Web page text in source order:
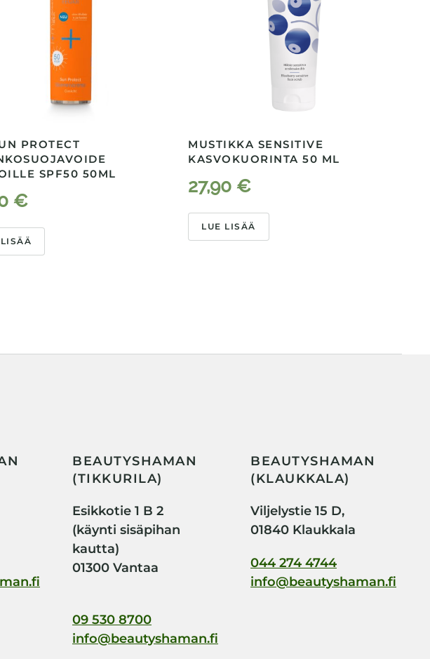
PROTECT
SPF50 50ML
€
MUSTIKKA SENSITIVE
KASVOKUORINTA 50 ML
27,90 €
LUE LISÄÄ
BEAUTYSHAMAN
(TIKKURILA)
Esikkotie 1 B 2
(käynti sisäpihan
kautta)
01300 Vantaa
09 530 8700
info@beautyshaman.fi
BEAUTYSHAMAN
(KLAUKKALA)
Viljelystie 15 D,
01840 Klaukkala
044 274 4744
info@beautyshaman.fi